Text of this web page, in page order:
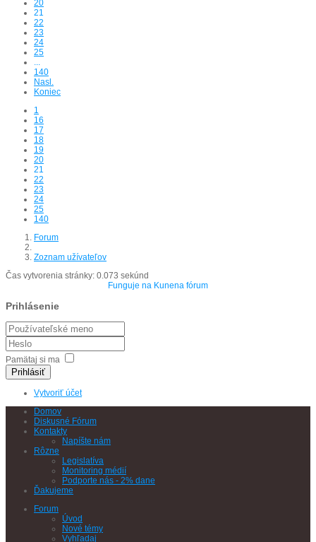
20
21
22
23
24
25
...
140
Nasl.
Koniec
1
16
17
18
19
20
21
22
23
24
25
140
Forum
Zoznam užívateľov
Čas vytvorenia stránky: 0.073 sekúnd
Funguje na Kunena fórum
Prihlásenie
Pamätaj si ma
Prihlásiť
Vytvoriť účet
Domov
Diskusné Fórum
Kontakty
Napíšte nám
Rôzne
Legislatíva
Monitoring médií
Podporte nás - 2% dane
Ďakujeme
Forum
Úvod
Nové témy
Vyhľadaj